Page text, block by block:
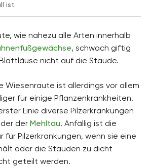
ist.
wie nahezu alle Arten innerhalb
, schwach giftig
nicht auf die Staude.
Wiesenraute ist allerdings vor allem
für einige Pflanzenkrankheiten.
Linie diverse Pilzerkrankungen
der Mehltau. Anfällig ist die
für Pilzerkrankungen, wenn sie eine
oder die Stauden zu dicht
geteilt werden.